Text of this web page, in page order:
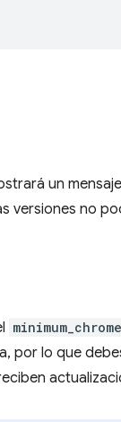
un
versiones no
por lo que